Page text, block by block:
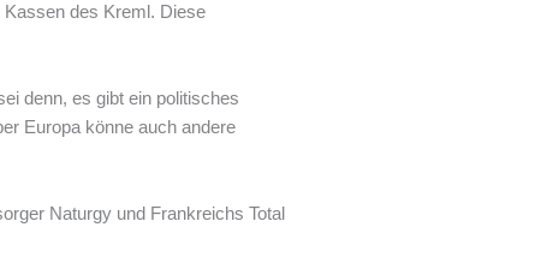
des Kreml. Diese
denn, es gibt ein politisches
Europa könne auch andere
Naturgy und Frankreichs Total